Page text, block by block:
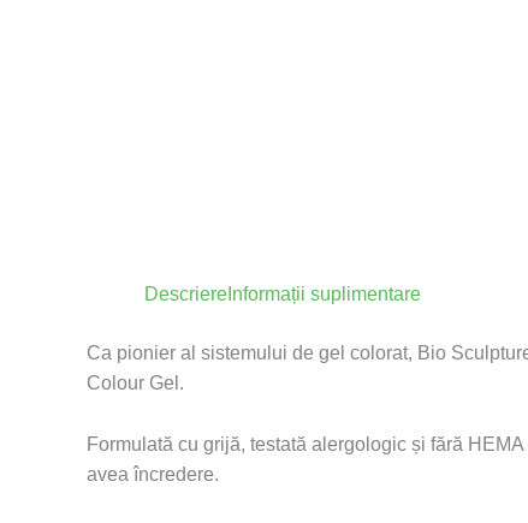
Descriere Informații suplimentare
Ca pionier al sistemului de gel colorat, Bio
Colour Gel.
Formulată cu grijă, testată alergologic și fără
avea încredere.